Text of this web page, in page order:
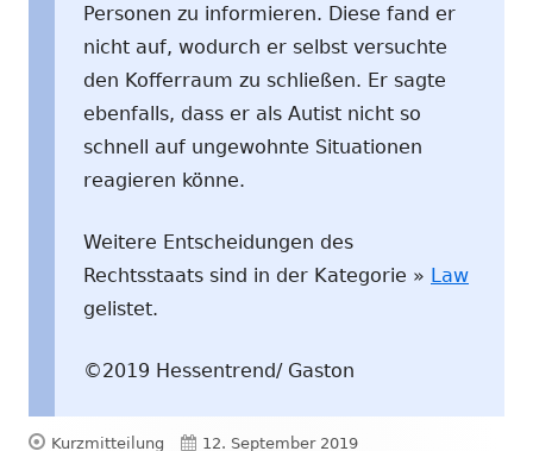
Personen zu informieren. Diese fand er
nicht auf, wodurch er selbst versuchte
den Kofferraum zu schließen. Er sagte
ebenfalls, dass er als Autist nicht so
schnell auf ungewohnte Situationen
reagieren könne.
Weitere Entscheidungen des
Rechtsstaats sind in der Kategorie » Law
gelistet.
©2019 Hessentrend/ Gaston
Format
Kurzmitteilung Veröffentlicht
12. September 2019